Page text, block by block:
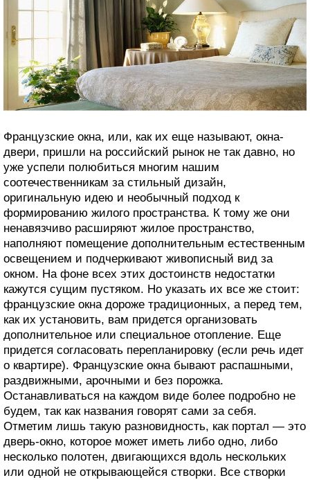
Французские окна, или, как их еще называют, окна-
двери, пришли на российский рынок не так давно, но
уже успели полюбиться многим нашим
соотечественникам за стильный дизайн,
оригинальную идею и необычный подход к
формированию жилого пространства. К тому же они
ненавязчиво расширяют жилое пространство,
наполняют помещение дополнительным естественным
освещением и подчеркивают живописный вид за
окном. На фоне всех этих достоинств недостатки
кажутся сущим пустяком. Но указать их все же стоит:
французские окна дороже традиционных, а перед тем,
как их установить, вам придется организовать
дополнительное или специальное отопление. Еще
придется согласовать перепланировку (если речь идет
о квартире). Французские окна бывают распашными,
раздвижными, арочными и без порожка.
Останавливаться на каждом виде более подробно не
будем, так как названия говорят сами за себя.
Отметим лишь такую разновидность, как портал — это
дверь-окно, которое может иметь либо одно, либо
несколько полотен, двигающихся вдоль нескольких
или одной не открывающейся створки. Все створки